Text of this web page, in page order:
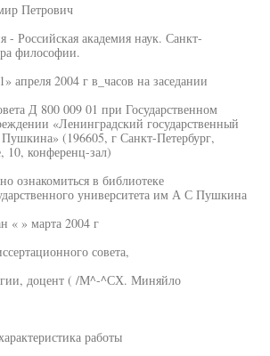
Петрович
- Российская академия наук. Санкт-
философии.
апреля 2004 г в_часов на заседании
Д 800 009 01 при Государственном
«Ленинградский государственный
(196605, г Санкт-Петербург,
10, конференц-зал)
ознакомиться в библиотеке
университета им А С Пушкина
« » марта 2004 г
совета,
доцент ( /М^-^СХ. Миняйло
работы